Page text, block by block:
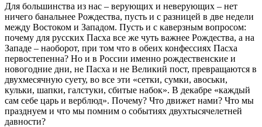
Для большинства из нас – верующих и неверующих – нет
ничего банальнее Рождества, пусть и с разницей в две недели
между Востоком и Западом. Пусть и с каверзным вопросом:
почему для русских Пасха все же чуть важнее Рождества, а на
Западе – наоборот, при том что в обеих конфессиях Пасха
первостепенна? Но и в России именно рождественские и
новогодние дни, не Пасха и не Великий пост, превращаются в
двухмесячную суету, во все эти «сетки, сумки, авоськи,
кульки, шапки, галстуки, сбитые набок». В декабре «каждый
сам себе царь и верблюд». Почему? Что движет нами? Что мы
празднуем и что мы помним о событиях двухтысячелетней
давности?